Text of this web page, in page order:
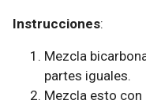
Instrucciones:
Mezcla
partes iguales.
Mezcla esto